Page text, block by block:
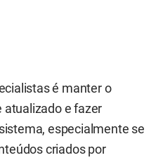
é manter o
e fazer
especialmente se
criados por